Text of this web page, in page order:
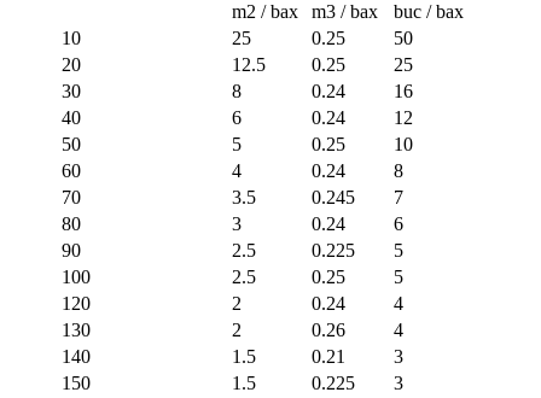
m2 / bax
m3 / bax
buc / bax
10
25 0.25
50
20
12.5 0.25
25
30
8 0.24
16
40
6 0.24
12
50
5 0.25
10
60
4 0.24
8
70
3.5 0.245
7
80
3 0.24
6
90
2.5 0.225
5
100
2.5 0.25
5
120
2 0.24
4
130
2 0.26
4
140
1.5 0.21
3
150
1.5 0.225
3